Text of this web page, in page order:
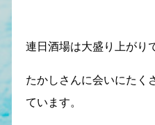
連日酒場は大盛り上がり
たかしさんに会いにたく
ています。